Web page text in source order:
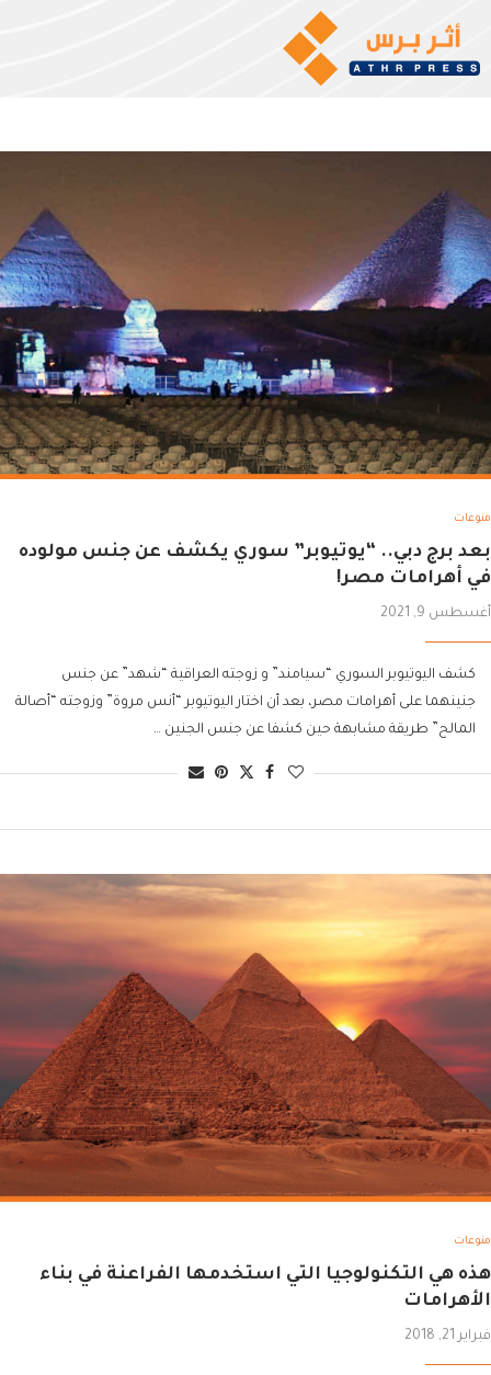
منوعات
بعد برج دبي.. “يوتيوبر” سوري يكشف عن جنس مولوده
في أهرامات مصر!
أغسطس 9, 2021
كشف اليوتيوبر السوري “سيامند” و زوجته العراقية “شهد” عن جنس
جنينهما على أهرامات مصر، بعد أن اختار اليوتيوبر “أنس مروة” وزوجته “أصالة
المالح” طريقة مشابهة حين كشفا عن جنس الجنين …
منوعات
هذه هي التكنولوجيا التي استخدمها الفراعنة في بناء
الأهرامات
فبراير 21, 2018